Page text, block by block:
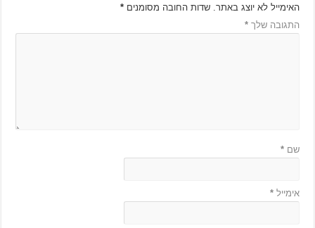
האימייל לא יוצג באתר. שדות החובה מסומנים*
התגובה שלך*
שם*
אימייל*